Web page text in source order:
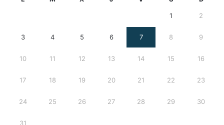
1 2
3 4 5 6 7 8 9
10 11 12 13 14 15 16
17 18 19 20 21 22 23
24 25 26 27 28 29 30
31